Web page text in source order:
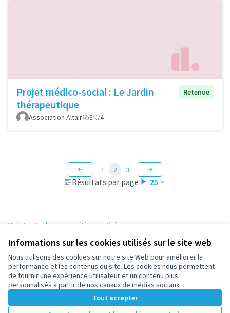
Informations sur les cookies utilisés sur le site web
Nous utilisons des cookies sur notre site Web pour améliorer la
performance et les contenus du site. Les cookies nous permettent
de fournir une expérience utilisateur et un contenu plus
personnalisés à partir de nos canaux de médias sociaux.
Tout accepter
Projet médico-social : Le Jardin
thérapeutique
Retenue
Association Altaïr 3 4
Résultats par page : 25
1 2 3
Voir toutes les propositions retirées
Conditions d'utilisation
Paramètres des cookies
participez.nanterre.fr sur X
(Lien externe)
participez.nanterre.fr sur Facebook
participez.nanterre.fr sur Instagram
participez.nanterre.fr sur YouTube
(Lien externe)
participez.nanterre.fr sur GitHub
(Lien externe)